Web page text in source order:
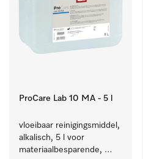
ProCare Lab 10 MA - 5 l
vloeibaar reinigingsmiddel,
alkalisch, 5 l voor
materiaalbesparende,